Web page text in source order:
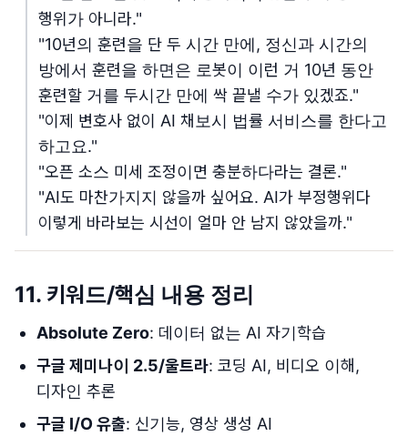
행위가 아니라."
"10년의 훈련을 단 두 시간 만에, 정신과 시간의
방에서 훈련을 하면은 로봇이 이런 거 10년 동안
훈련할 거를 두시간 만에 싹 끝낼 수가 있겠죠."
"이제 변호사 없이 AI 채보시 법률 서비스를 한다고
하고요."
"오픈 소스 미세 조정이면 충분하다라는 결론."
"AI도 마찬가지지 않을까 싶어요. AI가 부정행위다
이렇게 바라보는 시선이 얼마 안 남지 않았을까."
11. 키워드/핵심 내용 정리
Absolute Zero: 데이터 없는 AI 자기학습
구글 제미나이 2.5/울트라: 코딩 AI, 비디오 이해,
디자인 추론
구글 I/O 유출: 신기능, 영상 생성 AI